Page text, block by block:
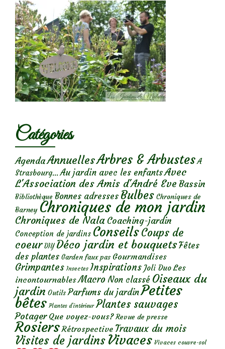
Catégories
AgendaAnnuellesArbres & Arbustes A
Strasbourg... Au jardin avec les enfantsAvec
L'Association des Amis d'André Eve Bassin
Bibliothèque Bonnes adresses Bulbes Chroniques de
Barney Chroniques de mon jardin
Chroniques de Nala Coaching-jardin
Conception de jardins ConseilsCoups de
coeur DIY Déco jardin et bouquetsFêtes
des plantes Garden faux pas Gourmandises
Grimpantes Insectes Inspirations Joli Duo Les
incontournables Macro Non classé Oiseaux du
jardin Outils Parfums du jardinPetites
bêtes Plantes d’intérieur Plantes sauvages
Potager Que voyez-vous? Revue de presse
Rosiers Rétrospective Travaux du mois
Visites de jardins Vivaces Vivaces couvre-sol